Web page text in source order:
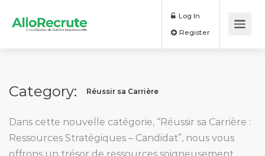
Log In
Category: Réussir sa Carrière
Dans cette nouvelle catégorie, “Réussir sa Carrière :
Ressources Stratégiques – Candidat”, nous vous